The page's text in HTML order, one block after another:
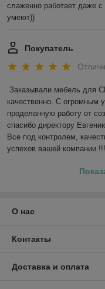
слаженно работает даже
умеют))
Покупатель
Заказывали мебель для
качественно. С огромным
проделанную работу от
спасибо директору
Все под контролем,
успехов вашей компании.!!!
О нас
Контакты
Доставка и оплата